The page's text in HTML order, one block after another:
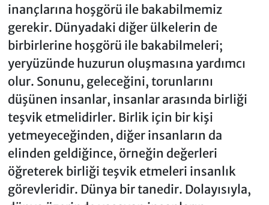
inançlarına hoşgörü ile bakabilmemiz
gerekir. Dünyadaki diğer ülkelerin de
birbirlerine hoşgörü ile bakabilmeleri;
yeryüzünde huzurun oluşmasına yardımcı
olur. Sonunu, geleceğini, torunlarını
düşünen insanlar, insanlar arasında birliği
teşvik etmelidirler. Birlik için bir kişi
yetmeyeceğinden, diğer insanların da
elinden geldiğince, örneğin değerleri
öğreterek birliği teşvik etmeleri insanlık
görevleridir. Dünya bir tanedir. Dolayısıyla,